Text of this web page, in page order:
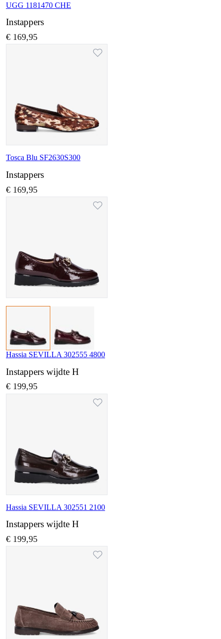
UGG 1181470 CHE
Instappers
€ 169,95
Tosca Blu SF2630S300
Instappers
€ 169,95
Hassia SEVILLA 302555 4800
Instappers wijdte H
€ 199,95
Hassia SEVILLA 302551 2100
Instappers wijdte H
€ 199,95